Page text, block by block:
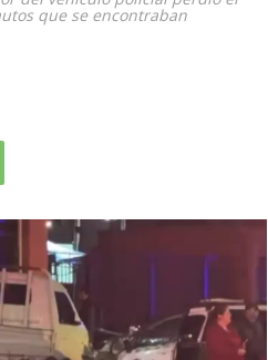
que se encontraban